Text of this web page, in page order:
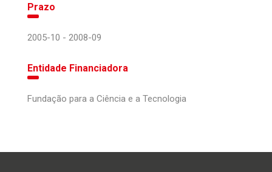
Prazo
2005-10 - 2008-09
Entidade Financiadora
Fundação para a Ciência e a Tecnologia